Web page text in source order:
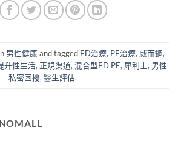
男性健康and tagged ED治療, PE治療, 威而鋼,
升性生活, 正規渠道, 混合型ED PE, 犀利士, 男性
私密困擾, 醫生評估.